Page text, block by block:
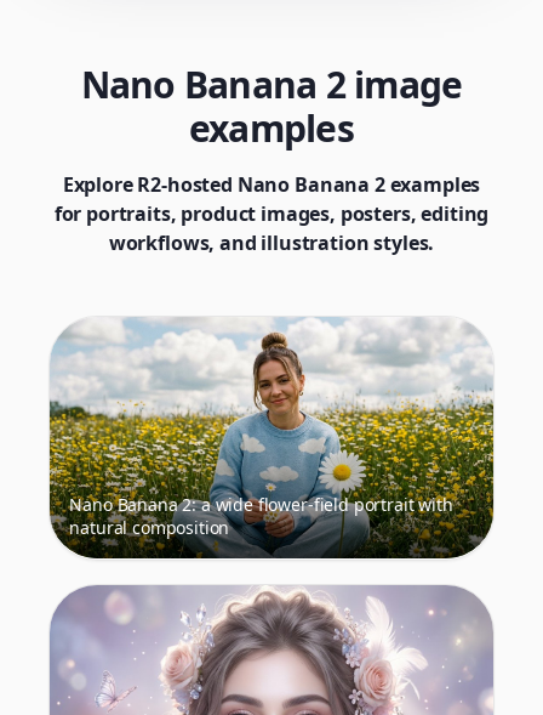
Nano Banana 2 image
examples
Explore R2-hosted Nano Banana 2 examples
for portraits, product images, posters, editing
workflows, and illustration styles.
Nano Banana 2: a wide flower-field portrait with
natural composition